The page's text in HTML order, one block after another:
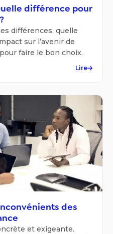
différence pour
différences, quelle
sur l’avenir de
faire le bon choix.
Lire
des
et exigeante.